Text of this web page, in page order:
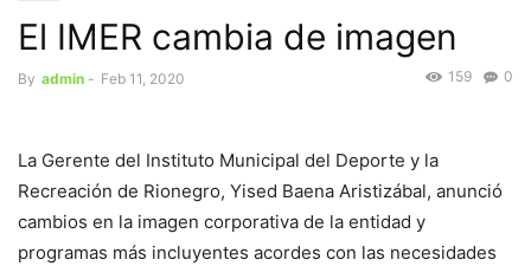
El IMER cambia de imagen
By admin - Feb 11, 2020 0
159
La Gerente del Instituto Municipal del Deporte y la
Recreación de Rionegro, Yised Baena Aristizábal, anunció
cambios en la imagen corporativa de la entidad y
programas más incluyentes acordes con las necesidades